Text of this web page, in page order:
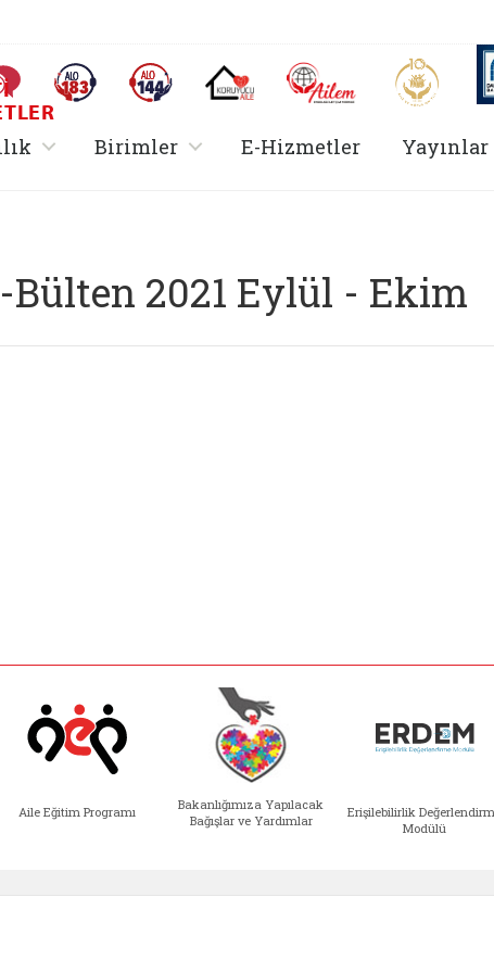
Sıkça Sorulan SorularAlo 183 (yeni sekmede açılır)Alo 144 (yeni sekmede açılır)Koruyucu Aile (yeni sekmede açılır)
AİLEM İletişim Aile ve
, alt menü içerir
Birimler, alt menü içerir
E-Hizmetler Yayınlar
Bülten 2021 Eylül - Ekim
Aile Eğitim Programı
Bakanlığımıza Yapılacak
Bağışlar ve Yardımlar
Erişilebilirlik
Modülü